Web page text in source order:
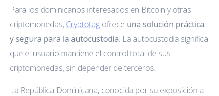
Para los dominicanos interesados en Bitcoin y otras
criptomonedas, Cryptotag ofrece una solución práctica
y segura para la autocustodia. La autocustodia significa
que el usuario mantiene el control total de sus
criptomonedas, sin depender de terceros.
La República Dominicana, conocida por su exposición a